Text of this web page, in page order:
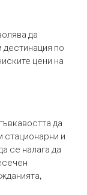
да
по
цени на
да
и
се налага да